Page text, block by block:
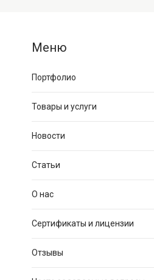
Портфолио
Товары и услуги
Новости
Статьи
О нас
Сертификаты и лицензии
Отзывы